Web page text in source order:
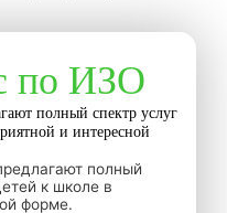
по ИЗО
полный спектр услуг
и интересной